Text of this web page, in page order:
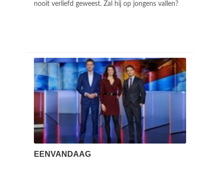
nooit verliefd geweest. Zal hij op jongens vallen?
EENVANDAAG